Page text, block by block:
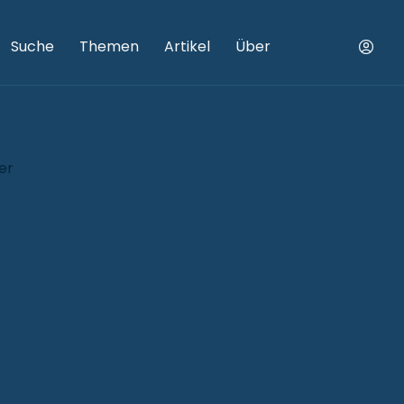
Suche Themen Artikel Über